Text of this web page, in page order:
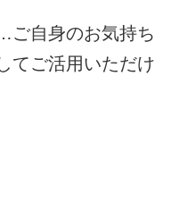
ご自身のお気持ち
てご活用いただけ